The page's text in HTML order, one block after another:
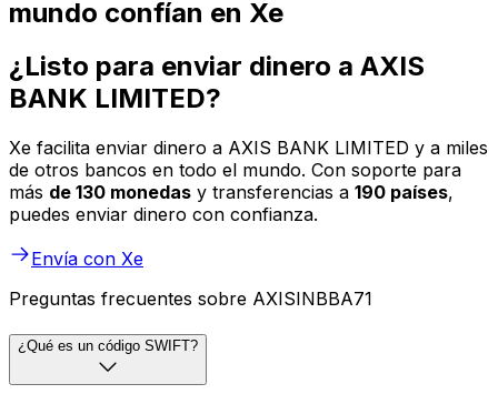
mundo confían en Xe
¿Listo para enviar dinero a AXIS
BANK LIMITED?
Xe facilita enviar dinero a AXIS BANK LIMITED y a miles
de otros bancos en todo el mundo. Con soporte para
más de 130 monedas y transferencias a 190 países,
puedes enviar dinero con confianza.
Envía con Xe
Preguntas frecuentes sobre AXISINBBA71
¿Qué es un código SWIFT?